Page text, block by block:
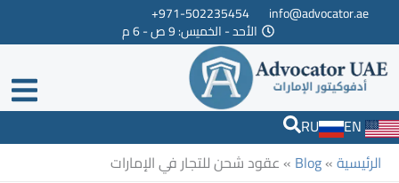
تخطي
المحتوى
info@advocator.ae
971-502235454+
الأحد - الخميس: 9 ص - 6 م
EN
RU
الرئيسية»
Blog
» عقود شحن للتجار في الإمارات